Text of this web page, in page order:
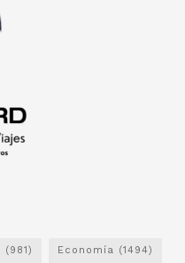
(981) Economía (1494)